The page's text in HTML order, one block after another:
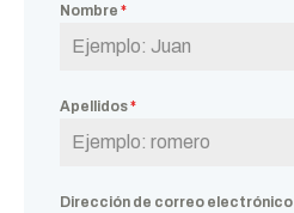
Nombre *
Apellidos*
Dirección de correo electrónico